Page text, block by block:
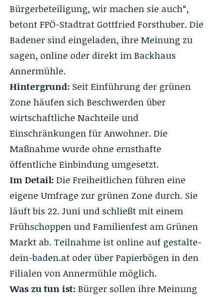
Bürgerbeteiligung, wir machen sie auch“,
betont FPÖ-Stadtrat Gottfried Forsthuber. Die
Badener sind eingeladen, ihre Meinung zu
sagen, online oder direkt im Backhaus
Annermühle.
Hintergrund: Seit Einführung der grünen
Zone häufen sich Beschwerden über
wirtschaftliche Nachteile und
Einschränkungen für Anwohner. Die
Maßnahme wurde ohne ernsthafte
öffentliche Einbindung umgesetzt.
Im Detail: Die Freiheitlichen führen eine
eigene Umfrage zur grünen Zone durch. Sie
läuft bis 22. Juni und schließt mit einem
Frühschoppen und Familienfest am Grünen
Markt ab. Teilnahme ist online auf gestalte-
dein-baden.at oder über Papierbögen in den
Filialen von Annermühle möglich.
Was zu tun ist: Bürger sollen ihre Meinung